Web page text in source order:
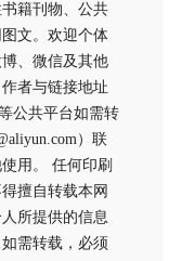
籍刊物、公共
文。欢迎个体
、微信及其他
者与链接地址
公共平台如需转
）联
用。 任何印刷
擅自转载本网
所提供的信息
需转载，必须